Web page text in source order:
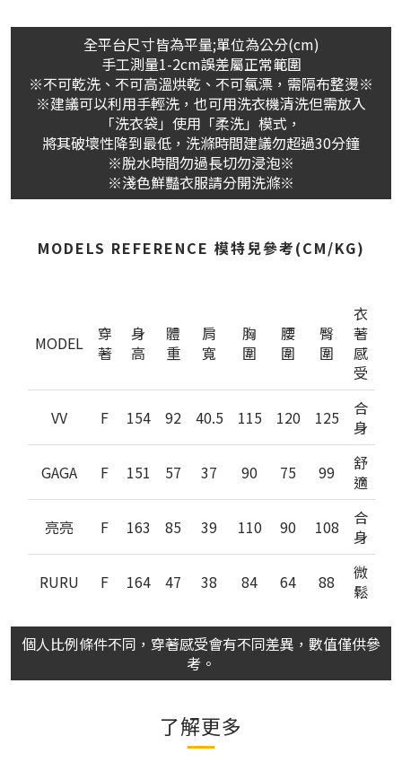
全平台尺寸皆為平量;單位為公分(cm)
手工測量1-2cm誤差屬正常範圍
※不可乾洗、不可高溫烘乾、不可氯漂，需隔布整燙※
※建議可以利用手輕洗，也可用洗衣機清洗但需放入
「洗衣袋」使用「柔洗」模式，
將其破壞性降到最低，洗滌時間建議勿超過30分鐘
※脫水時間勿過長切勿浸泡※
※淺色鮮豔衣服請分開洗滌※
MODELS REFERENCE 模特兒參考(CM/KG)
MODEL
穿
著
身
高
體
重
肩
寬
胸
圍
腰
圍
臀
圍
衣
著
感
受
VV F 154 92 40.5 115 120 125
合
身
GAGA F 151 57 37 90 75 99
舒
適
亮亮 F 163 85 39 110 90 108
合
身
RURU F 164 47 38 84 64 88
微
鬆
個人比例條件不同，穿著感受會有不同差異，數值僅供參
考。
了解更多